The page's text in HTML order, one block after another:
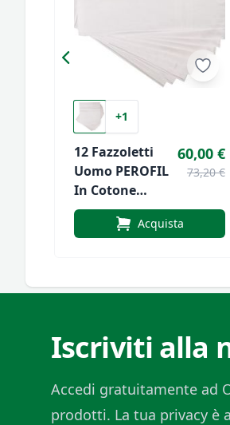
+1
12 Fazzoletti
Uomo PEROFIL
In Cotone
Scatola
Cm.45x45
Bianco
60,00 €
73,20 €
Acquista
Iscriviti alla
Accedi gratuitamente ad
prodotti. La tua privacy è